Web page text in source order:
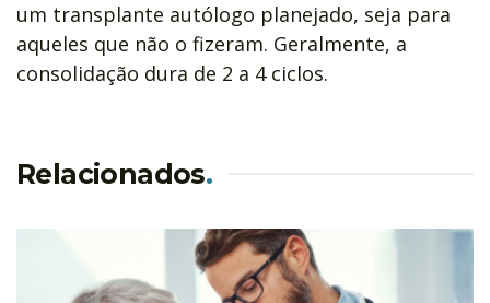
um transplante autólogo planejado, seja para
aqueles que não o fizeram. Geralmente, a
consolidação dura de 2 a 4 ciclos.
Relacionados.